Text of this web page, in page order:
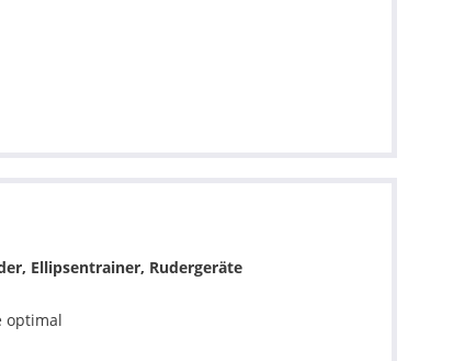
Ellipsentrainer, Rudergeräte
optimal